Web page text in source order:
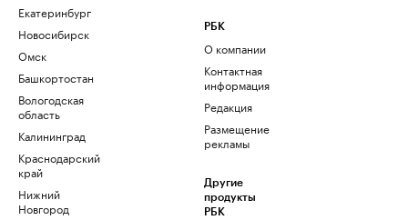
Екатеринбург
Новосибирск
Омск
Башкортостан
Вологодская
область
Калининград
Краснодарский
край
Нижний
Новгород
РБК
О компании
Контактная
информация
Редакция
Размещение
рекламы
Другие
продукты
РБК